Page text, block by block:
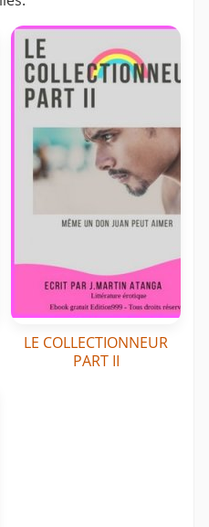
LE COLLECTIONNEUR
PART II